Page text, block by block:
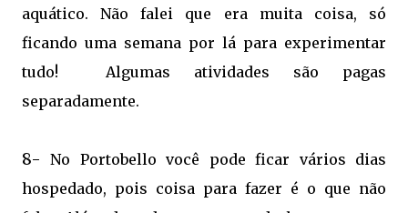
aquático. Não falei que era muita coisa, só
ficando uma semana por lá para experimentar
tudo! Algumas atividades são pagas
separadamente.
8- No Portobello você pode ficar vários dias
hospedado, pois coisa para fazer é o que não